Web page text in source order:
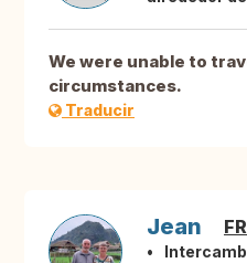
We were unable to
circumstances.
Traducir
Jean